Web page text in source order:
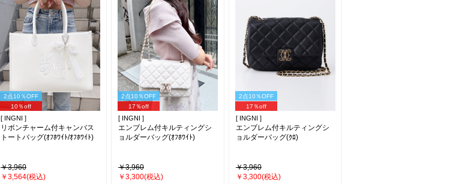
2点10％OFF
10％off
[ INGNI ]
リボンチャーム付キャンバス
トートバッグ(ｵﾌﾎﾜｲﾄ/ｵﾌﾎﾜｲﾄ)
￥3,960
￥3,564(税込)
2点10％OFF
17％off
[ INGNI ]
エンブレム付キルティングシ
ョルダーバッグ(ｵﾌﾎﾜｲﾄ)
￥3,960
￥3,300(税込)
2点10％OFF
17％off
[ INGNI ]
エンブレム付キルティングシ
ョルダーバッグ(ｸﾛ)
￥3,960
￥3,300(税込)